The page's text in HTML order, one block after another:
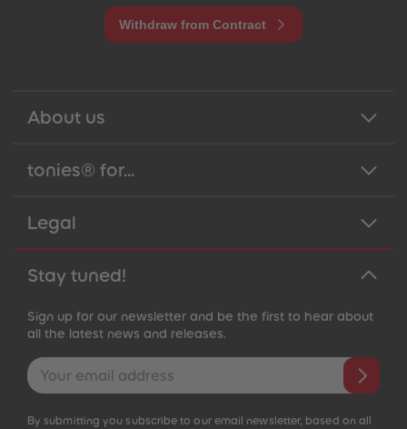
Withdraw from Contract
About us
tonies® for...
Legal
Stay tuned!
Sign up for our newsletter and be the first to hear about
all the latest news and releases.
Email address
By submitting you subscribe to our email newsletter, based on all